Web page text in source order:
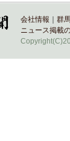
会社情報 群
ニュース掲載